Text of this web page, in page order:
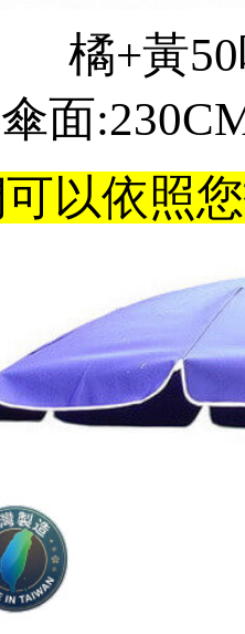
橘+黃
傘面
以依照